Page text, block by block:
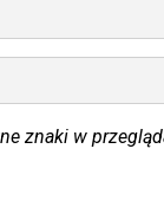
znaki w